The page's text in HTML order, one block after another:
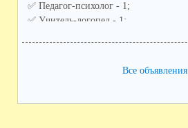
✅️ Педагог-психолог - 1;
✅️ Учитель-логопед - 1;
Все объявления